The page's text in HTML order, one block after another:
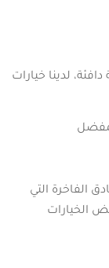
لدينا خيارات
الفاخرة التي
الخيارات